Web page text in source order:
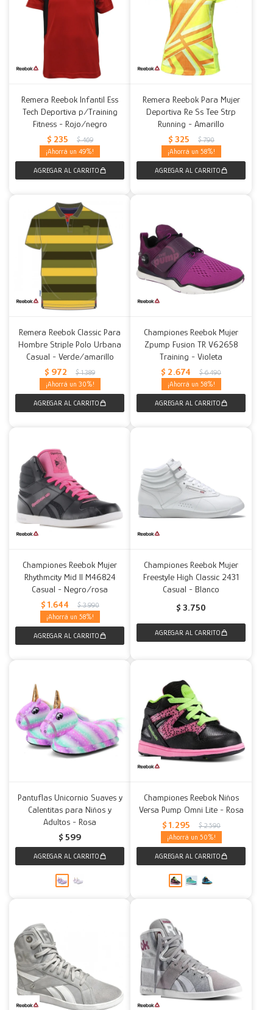
Remera Reebok Infantil Ess
Tech Deportiva p/Training
Fitness - Rojo/negro
$ 235 $ 469
49
Remera Reebok Para Mujer
Deportiva Re Ss Tee Strp
Running - Amarillo
$ 325 $ 790
58
Remera Reebok Classic Para
Hombre Striple Polo Urbana
Casual - Verde/amarillo
$ 972 $ 1.389
30
Championes Reebok Mujer
Zpump Fusion TR V62658
Training - Violeta
$ 2.674 $ 6.490
58
Championes Reebok Mujer
Rhythmcity Mid II M46824
Casual - Negro/rosa
$ 1.644 $ 3.990
58
Championes Reebok Mujer
Freestyle High Classic 2431
Casual - Blanco
$ 3.750
Pantuflas Unicornio Suaves y
Calentitas para Niños y
Adultos - Rosa
$ 599
Championes Reebok Niños
Versa Pump Omni Lite - Rosa
$ 1.295 $ 2.590
50